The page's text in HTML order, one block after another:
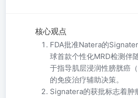
核心观点
FDA批准Natera的
球首款个性化MRD检测伴
于指导肌层浸润性膀胱癌
的免疫治疗辅助决策。
Signatera的获批标志着肿